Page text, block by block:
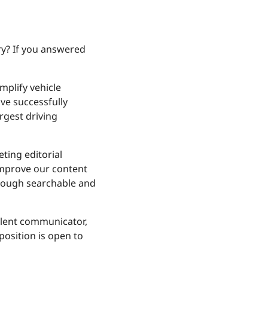
If you answered
vehicle
successfully
driving
editorial
our content
searchable and
communicator,
is open to